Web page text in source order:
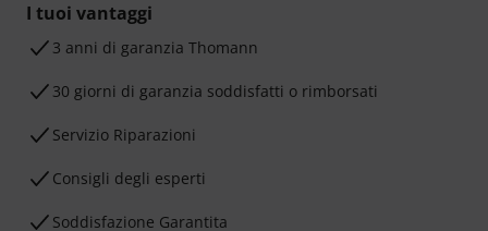
I tuoi vantaggi
3 anni di garanzia Thomann
30 giorni di garanzia soddisfatti o rimborsati
Servizio Riparazioni
Consigli degli esperti
Soddisfazione Garantita